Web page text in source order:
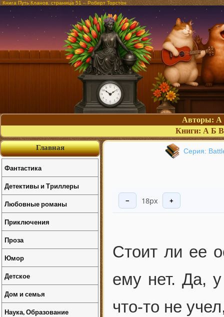
Книга Путь Кланов, страница 51 – Роберт Торстон
Авторы: А
Книги: А Б В
Серия:
− 18px +
Стоит ли ее
ему нет. Да,
что-то не
Главная
Фантастика
Детективы и Триллеры
Любовные романы
Приключения
Проза
Юмор
Детское
Дом и семья
Наука, Образование